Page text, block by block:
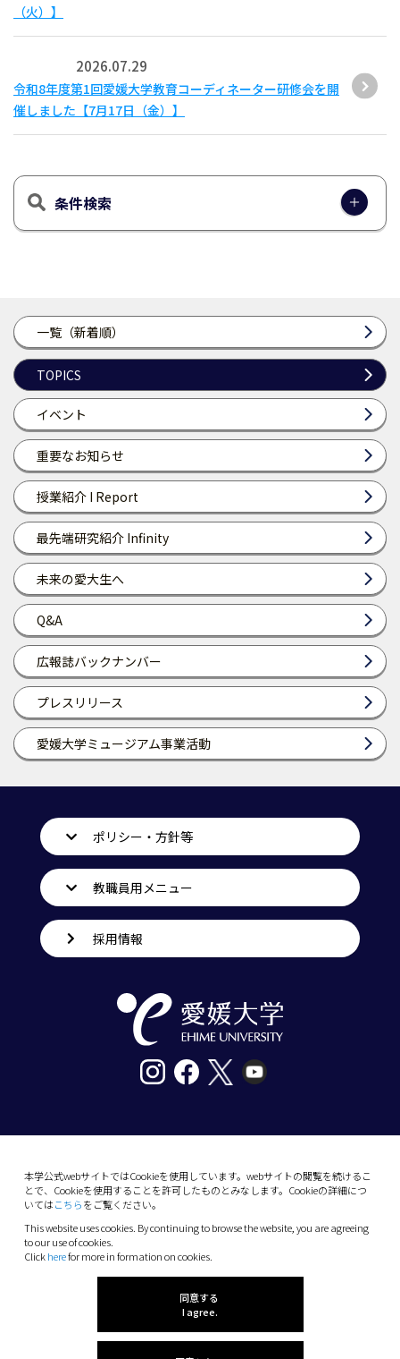
一覧（新着順）
TOPICS
イベント
重要なお知らせ
授業紹介 I Report
最先端研究紹介 Infinity
未来の愛大生へ
Q&A
広報誌バックナンバー
プレスリリース
愛媛大学ミュージアム事業活動
（火）】
2026.07.29
令和8年度第1回愛媛大学教育コーディネーター研修会を開
催しました【7月17日（金）】
条件検索
本学公式webサイトではCookieを使用しています。webサイトの閲覧を続けるこ
とで、Cookieを使用することを許可したものとみなします。Cookieの詳細につ
いてはこちらをご覧ください。
This website uses cookies. By continuing to browse the website, you are agreeing
to our use of cookies.
Clickherefor more in formation on cookies.
同意する
I agree.
ポリシー・方針等
教職員用メニュー
採用情報
10-13 Dogo-Himata, Matsuyama, Ehime 790-
Phone: +81 89-927-9000
(C) 2026 Ehime University.